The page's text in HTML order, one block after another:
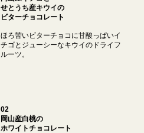
せとうち産キウイの
ビターチョコレート
ほろ苦いビターチョコに甘酸っぱいイ
チゴとジューシーなキウイのドライフ
ルーツ。
02
岡山産白桃の
ホワイトチョコレート